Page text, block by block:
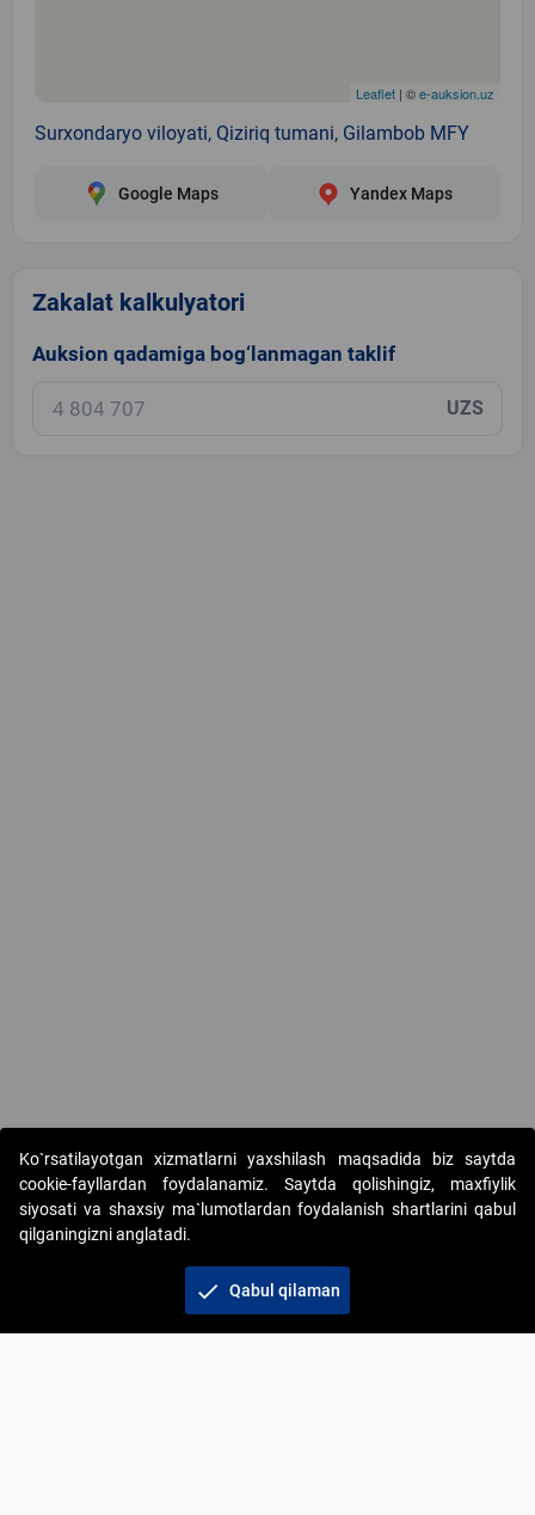
Leaflet | ©e-auksion.uz
Surxondaryo viloyati, Qiziriq tumani, Gilambob MFY
Google Maps Yandex Maps
Zakalat kalkulyatori
Auksion qadamiga bog‘lanmagan taklif
UZS
Copyright © 2017-2026. "Elektron onlayn-auksionlarni
tashkil etish" AJ. Barcha huquqlar himoyalangan
Ko`rsatilayotgan xizmatlarni yaxshilash maqsadida biz saytda
cookie-fayllardan foydalanamiz. Saytda qolishingiz, maxfiylik
siyosati va shaxsiy ma`lumotlardan foydalanish shartlarini qabul
qilganingizni anglatadi.
check Qabul qilaman